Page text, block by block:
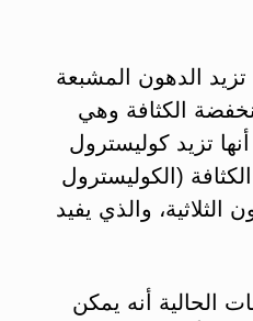
تزيد الدهون المشبعة
الكثافة وهي
تزيد كوليسترول
الكثافة (الكوليسترول
الثلاثية، والذي يفيد
الحالية أنه يمكن